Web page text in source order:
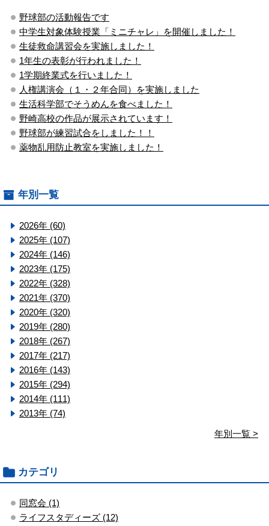
野球部の活動報告です
中学生対象体験授業「ミニチャレ」を開催しました！
生徒救命講習会を実施しました！
1年生の表彰が行われました！
1学期終業式を行いました！
人権講演会（１・２年合同）を実施しました
生活科学部でそうめんを食べました！
野崎高校の作品が展示されています！
野球部が練習試合をしました！！
薬物乱用防止教室を実施しました！
年別一覧
2026年 (60)
2025年 (107)
2024年 (146)
2023年 (175)
2022年 (328)
2021年 (370)
2020年 (320)
2019年 (280)
2018年 (267)
2017年 (217)
2016年 (143)
2015年 (294)
2014年 (111)
2013年 (74)
年別一覧 >
カテゴリ
同窓会 (1)
ライフスタディーズ (12)